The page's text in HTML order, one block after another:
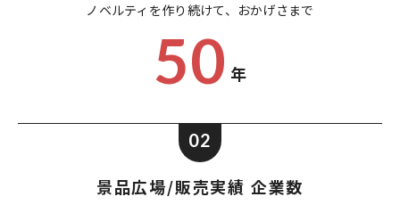
ノベルティを作り続けて、 おかげさまで
50 年
02
景品広場/販売実績 企業数